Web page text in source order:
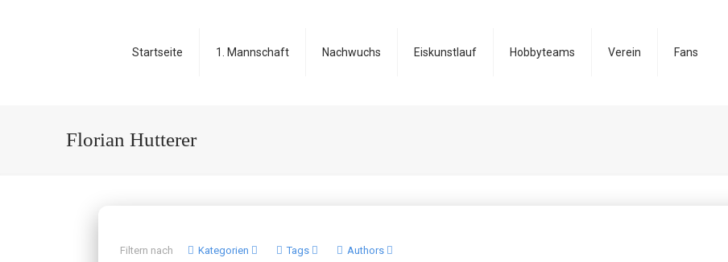
Startseite 1. Mannschaft Nachwuchs Eiskunstlauf Hobbyteams Verein Fans
Florian Hutterer
Filtern nach Kategorien Tags Authors